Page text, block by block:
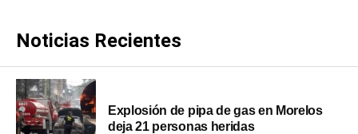
Noticias Recientes
Explosión de pipa de gas en Morelos
deja 21 personas heridas